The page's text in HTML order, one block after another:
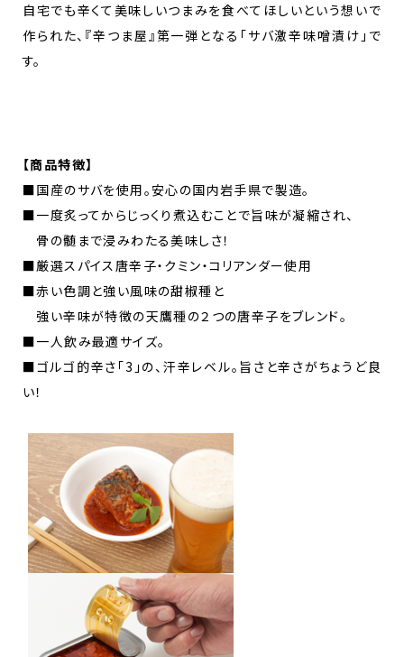
自宅でも辛くて美味しいつまみを食べてほしいという想いで
作られた、『辛つま屋』第一弾となる「サバ激辛味噌漬け」で
す。
【商品特徴】
■国産のサバを使用。安心の国内岩手県で製造。
■一度炙ってからじっくり煮込むことで旨味が凝縮され、
骨の髄まで浸みわたる美味しさ！
■厳選スパイス唐辛子・クミン・コリアンダー使用
■赤い色調と強い風味の甜椒種と
強い辛味が特徴の天鷹種の２つの唐辛子をブレンド。
■一人飲み最適サイズ。
■ゴルゴ的辛さ「3」の、汗辛レベル。旨さと辛さがちょうど良
い！